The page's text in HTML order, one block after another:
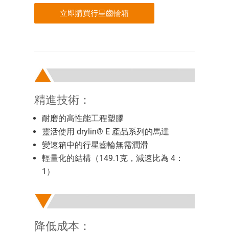
立即購買行星齒輪箱
精進技術：
耐磨的高性能工程塑膠
靈活使用 drylin® E 產品系列的馬達
變速箱中的行星齒輪無需潤滑
輕量化的結構（149.1克，減速比為 4：
1）
降低成本：